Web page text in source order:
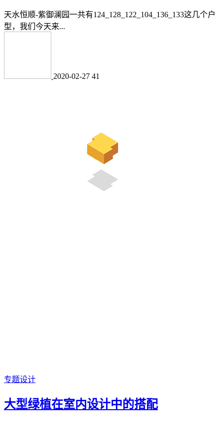
天水恒顺-紫御澜园一共有124_128_122_104_136_133这几个户
型，我们今天来...
2020-02-27 41
专题设计
大型绿植在室内设计中的搭配